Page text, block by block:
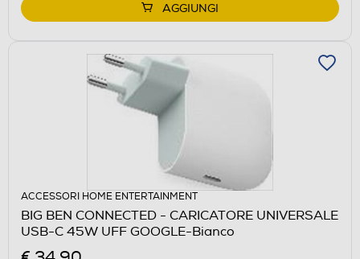
AGGIUNGI
ACCESSORI HOME ENTERTAINMENT
BIG BEN CONNECTED - CARICATORE UNIVERSALE
USB-C 45W UFF GOOGLE-Bianco